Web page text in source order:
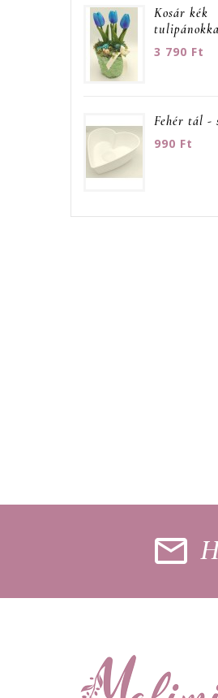
Kosár kék
3 790 Ft
Fehér tál -
990 Ft